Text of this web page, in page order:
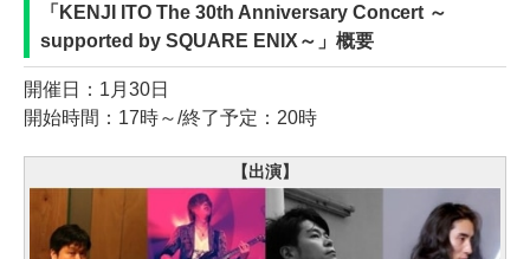
「KENJI ITO The 30th Anniversary Concert ～
supported by SQUARE ENIX～」概要
開催日：1月30日
開始時間：17時～/終了予定：20時
【出演】